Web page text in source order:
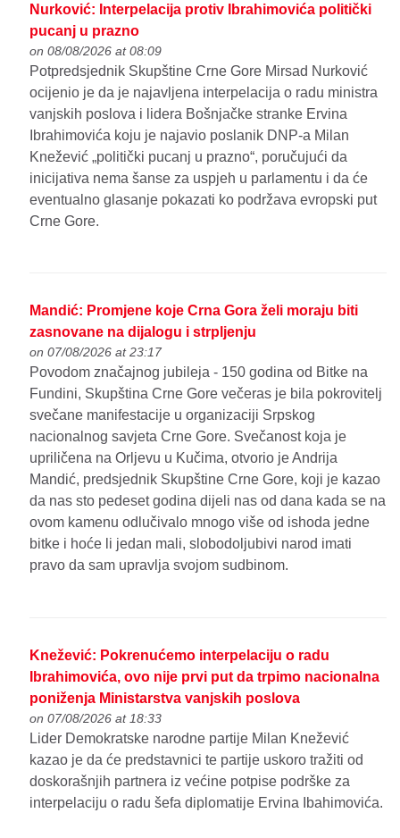
Nurković: Interpelacija protiv Ibrahimovića politički
pucanj u prazno
on 08/08/2026 at 08:09
Potpredsjednik Skupštine Crne Gore Mirsad Nurković
ocijenio je da je najavljena interpelacija o radu ministra
vanjskih poslova i lidera Bošnjačke stranke Ervina
Ibrahimovića koju je najavio poslanik DNP-a Milan
Knežević „politički pucanj u prazno“, poručujući da
inicijativa nema šanse za uspjeh u parlamentu i da će
eventualno glasanje pokazati ko podržava evropski put
Crne Gore.
Mandić: Promjene koje Crna Gora želi moraju biti
zasnovane na dijalogu i strpljenju
on 07/08/2026 at 23:17
Povodom značajnog jubileja - 150 godina od Bitke na
Fundini, Skupština Crne Gore večeras je bila pokrovitelj
svečane manifestacije u organizaciji Srpskog
nacionalnog savjeta Crne Gore. Svečanost koja je
upriličena na Orljevu u Kučima, otvorio je Andrija
Mandić, predsjednik Skupštine Crne Gore, koji je kazao
da nas sto pedeset godina dijeli nas od dana kada se na
ovom kamenu odlučivalo mnogo više od ishoda jedne
bitke i hoće li jedan mali, slobodoljubivi narod imati
pravo da sam upravlja svojom sudbinom.
Knežević: Pokrenućemo interpelaciju o radu
Ibrahimovića, ovo nije prvi put da trpimo nacionalna
poniženja Ministarstva vanjskih poslova
on 07/08/2026 at 18:33
Lider Demokratske narodne partije Milan Knežević
kazao je da će predstavnici te partije uskoro tražiti od
doskorašnjih partnera iz većine potpise podrške za
interpelaciju o radu šefa diplomatije Ervina Ibahimovića.